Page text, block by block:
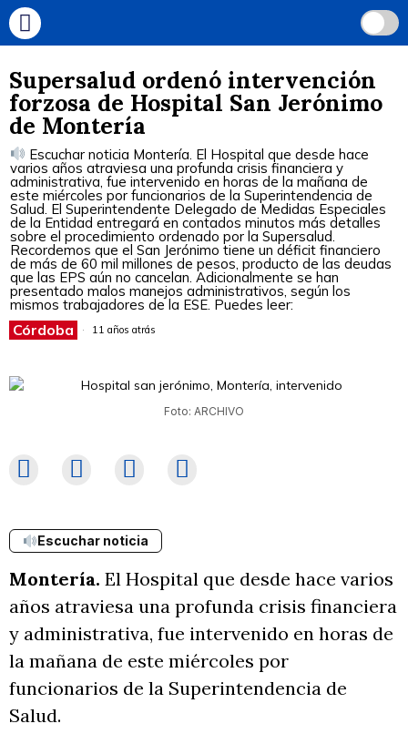
Supersalud ordenó intervención
forzosa de Hospital San Jerónimo
de Montería
Escuchar noticia Montería. El Hospital que desde hace
varios años atraviesa una profunda crisis financiera y
administrativa, fue intervenido en horas de la mañana de
este miércoles por funcionarios de la Superintendencia de
Salud. El Superintendente Delegado de Medidas Especiales
de la Entidad entregará en contados minutos más detalles
sobre el procedimiento ordenado por la Supersalud.
Recordemos que el San Jerónimo tiene un déficit financiero
de más de 60 mil millones de pesos, producto de las deudas
que las EPS aún no cancelan. Adicionalmente se han
presentado malos manejos administrativos, según los
mismos trabajadores de la ESE. Puedes leer:
Córdoba 11 años atrás
Foto: ARCHIVO
Escuchar noticia
Montería. El Hospital que desde hace varios
años atraviesa una profunda crisis financiera
y administrativa, fue intervenido en horas de
la mañana de este miércoles por
funcionarios de la Superintendencia de
Salud.